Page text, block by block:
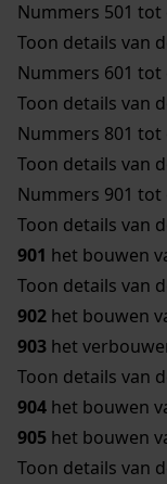
Nummers 501 tot
Toon details van
Nummers 601 tot
Toon details van
Nummers 801 tot
Toon details van
Nummers 901 tot
Toon details van
901 het bouwen
Toon details van
902 het bouwen
903 het
Toon details van
904 het bouwen
905 het bouwen
Toon details van